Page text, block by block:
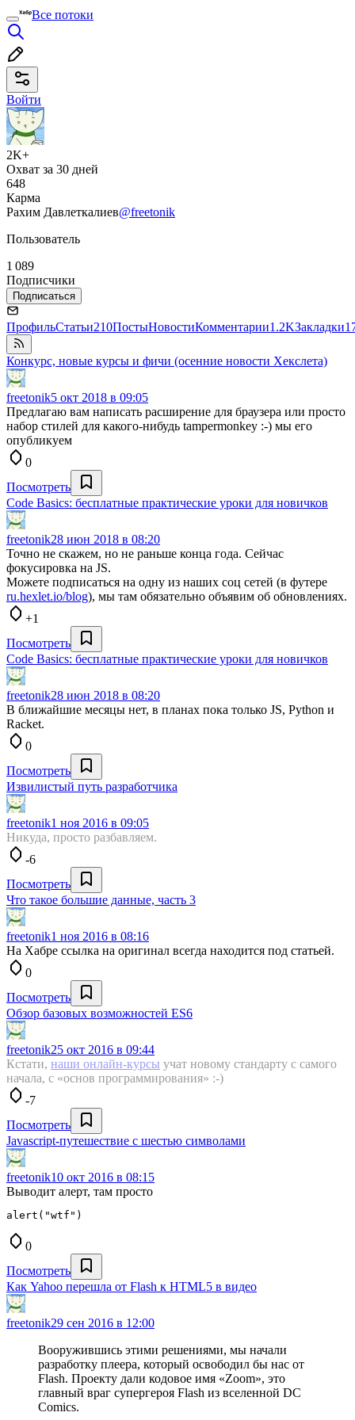
Все потоки
Войти
2K+
Охват за 30 дней
648
Карма
Рахим Давлеткалиев@freetonik
Пользователь
1 089
Подписчики
Подписаться
ПрофильСтатьи210ПостыНовостиКомментарии1.2KЗакладки
Конкурс, новые курсы и фичи (осенние новости Хекслета)
freetonik5 окт 2018 в 09:05
Предлагаю вам написать расширение для браузера или просто
набор стилей для какого-нибудь tampermonkey :-) мы его
опубликуем
0
Посмотреть
Code Basics: бесплатные практические уроки для новичков
freetonik28 июн 2018 в 08:20
Точно не скажем, но не раньше конца года. Сейчас
фокусировка на JS.
Можете подписаться на одну из наших соц сетей (в футере
ru.hexlet.io/blog), мы там обязательно объявим об обновлениях.
+1
Посмотреть
Code Basics: бесплатные практические уроки для новичков
freetonik28 июн 2018 в 08:20
В ближайшие месяцы нет, в планах пока только JS, Python и
Racket.
0
Посмотреть
Извилистый путь разработчика
freetonik1 ноя 2016 в 09:05
Никуда, просто разбавляем.
-6
Посмотреть
Что такое большие данные, часть 3
freetonik1 ноя 2016 в 08:16
На Хабре ссылка на оригинал всегда находится под статьей.
0
Посмотреть
Обзор базовых возможностей ES6
freetonik25 окт 2016 в 09:44
Кстати, наши онлайн-курсы учат новому стандарту с самого
начала, с «основ программирования» :-)
-7
Посмотреть
Javascript-путешествие с шестью символами
freetonik10 окт 2016 в 08:15
Выводит алерт, там просто
0
Посмотреть
Как Yahoo перешла от Flash к HTML5 в видео
freetonik29 сен 2016 в 12:00
Вооружившись этими решениями, мы начали
разработку плеера, который освободил бы нас от
Flash. Проекту дали кодовое имя «Zoom», это
главный враг супергероя Flash из вселенной DC
Comics.